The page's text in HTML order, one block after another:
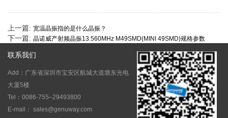
上一篇: 宽温晶振指的是什么晶振？
下一篇: 晶诺威产射频晶振13.560MHz M49SMD(MINI 49SMD)规格参数
联系我们
Add：广东省深圳市宝安区航城大道塘东光电
大厦5楼
Tel：0086-755–29493800
E-mail： sales@genuway.com